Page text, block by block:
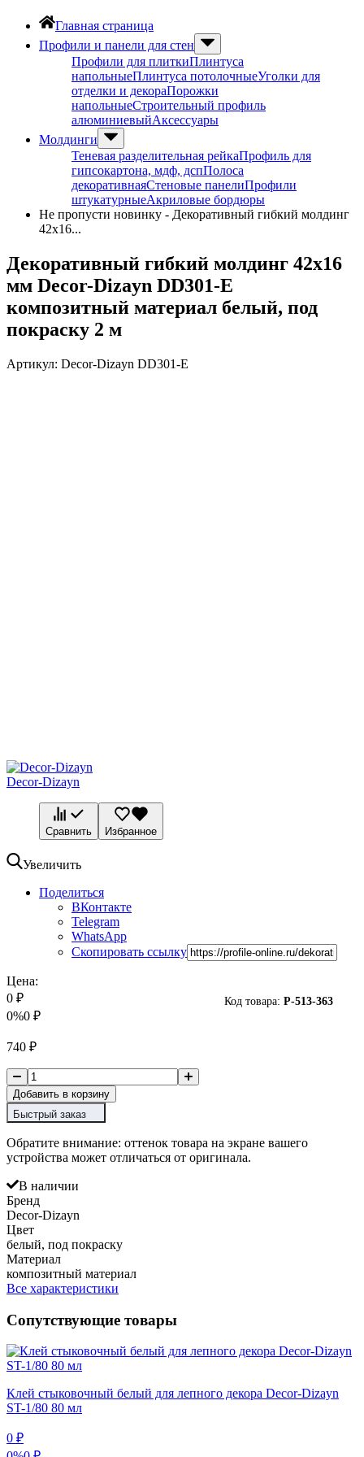
Главная страница
Профили и панели для стен
Профили для плиткиПлинтуса
напольныеПлинтуса потолочныеУголки для
отделки и декораПорожки
напольныеСтроительный профиль
алюминиевыйАксессуары
Молдинги
Теневая разделительная рейкаПрофиль для
гипсокартона, мдф, дспПолоса
декоративнаяСтеновые панелиПрофили
штукатурныеАкриловые бордюры
Не пропусти новинку - Декоративный гибкий молдинг
42х16...
Декоративный гибкий молдинг 42х16
мм Decor-Dizayn DD301-E
композитный материал белый, под
покраску 2 м
Артикул: Decor-Dizayn DD301-E
Decor-Dizayn
Сравнить Избранное
Увеличить
Поделиться
ВКонтакте
Telegram
WhatsApp
Скопировать ссылку
Код товара: P-513-363
Цена:
0 ₽
0%0 ₽
740 ₽
Добавить в корзину
Быстрый заказ
Обратите внимание: оттенок товара на экране вашего
устройства может отличаться от оригинала.
В наличии
Бренд
Decor-Dizayn
Цвет
белый, под покраску
Материал
композитный материал
Все характеристики
Сопутствующие товары
Клей стыковочный белый для лепного декора Decor-Dizayn
ST-1/80 80 мл
0 ₽